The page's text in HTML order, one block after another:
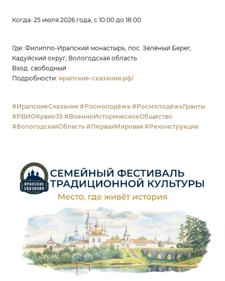
Когда: 25 июля 2026 года, с 10:00 до 18:00
Где: Филиппо-Ирапский монастырь, пос. Зелёный Берег,
Кадуйский округ, Вологодская область
Вход: свободный
Подробности: ирапские-сказания.рф/
#ИрапскиеСказания #Росмолодёжь #РосмолодёжьГранты
#РВИО#рвио35 #ВоенноИсторическоеОбщество
#ВологодскаяОбласть #ПерваяМировая #Реконструкция